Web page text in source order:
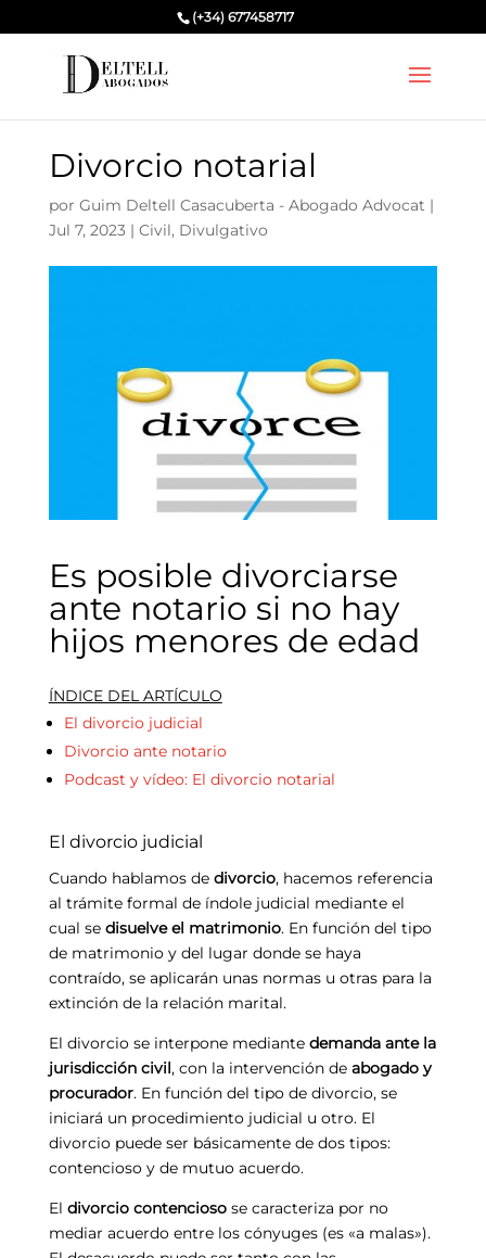
(+34) 677458717
Divorcio notarial
por Guim Deltell Casacuberta - Abogado Advocat |
Jul 7, 2023| Civil, Divulgativo
Es posible divorciarse
ante notario si no hay
hijos menores de edad
ÍNDICE DEL ARTÍCULO
El divorcio judicial
Divorcio ante notario
Podcast y vídeo: El divorcio notarial
El divorcio judicial
Cuando hablamos dedivorcio, hacemos referencia
al trámite formal de índole judicial mediante el
cual se disuelve el matrimonio. En función del tipo
de matrimonio y del lugar donde se haya
contraído, se aplicarán unas normas u otras para la
extinción de la relación marital.
El divorcio se interpone mediantedemanda ante la
jurisdicción civil , con la intervención de abogado y
procurador. En función del tipo de divorcio, se
iniciará un procedimiento judicial u otro. El
divorcio puede ser básicamente de dos tipos:
contencioso y de mutuo acuerdo.
El divorcio contenciosose caracteriza por no
mediar acuerdo entre los cónyuges (es «a malas»).